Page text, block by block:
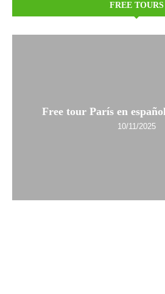
FREE TOURS
Free tour París en
10/11/2025